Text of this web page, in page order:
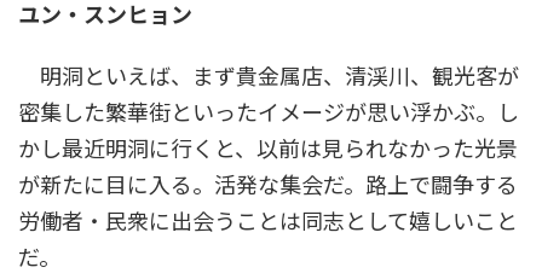
:
ユン・スンヒョン
明洞といえば、まず貴金属店、清渓川、観光客が
密集した繁華街といったイメージが思い浮かぶ。し
かし最近明洞に行くと、以前は見られなかった光景
が新たに目に入る。活発な集会だ。路上で闘争する
労働者・民衆に出会うことは同志として嬉しいこと
だ。